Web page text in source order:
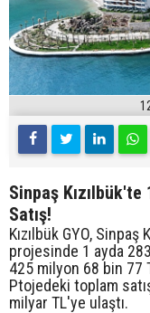
Sinpaş
Satış!
Kızılbük GYO,
projesinde 1 ayda
425 milyon 68 bin 77
Ptojedeki toplam
milyar TL'ye ulaştı.